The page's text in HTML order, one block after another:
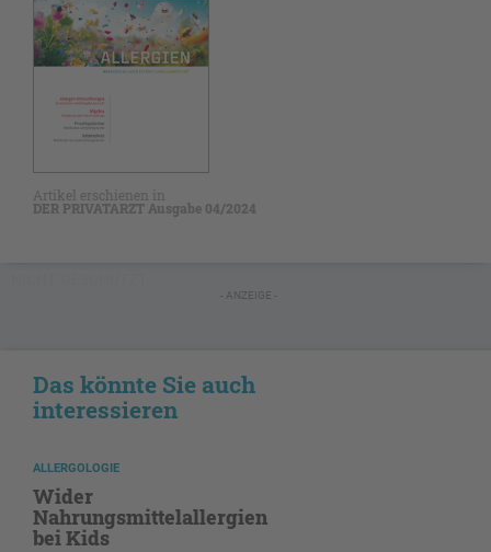
Artikel erschienen in
DER PRIVATARZT Ausgabe 04/2024
- ANZEIGE -
Das könnte Sie auch
interessieren
ALLERGOLOGIE
Wider
Nahrungsmittelallergien
bei Kids